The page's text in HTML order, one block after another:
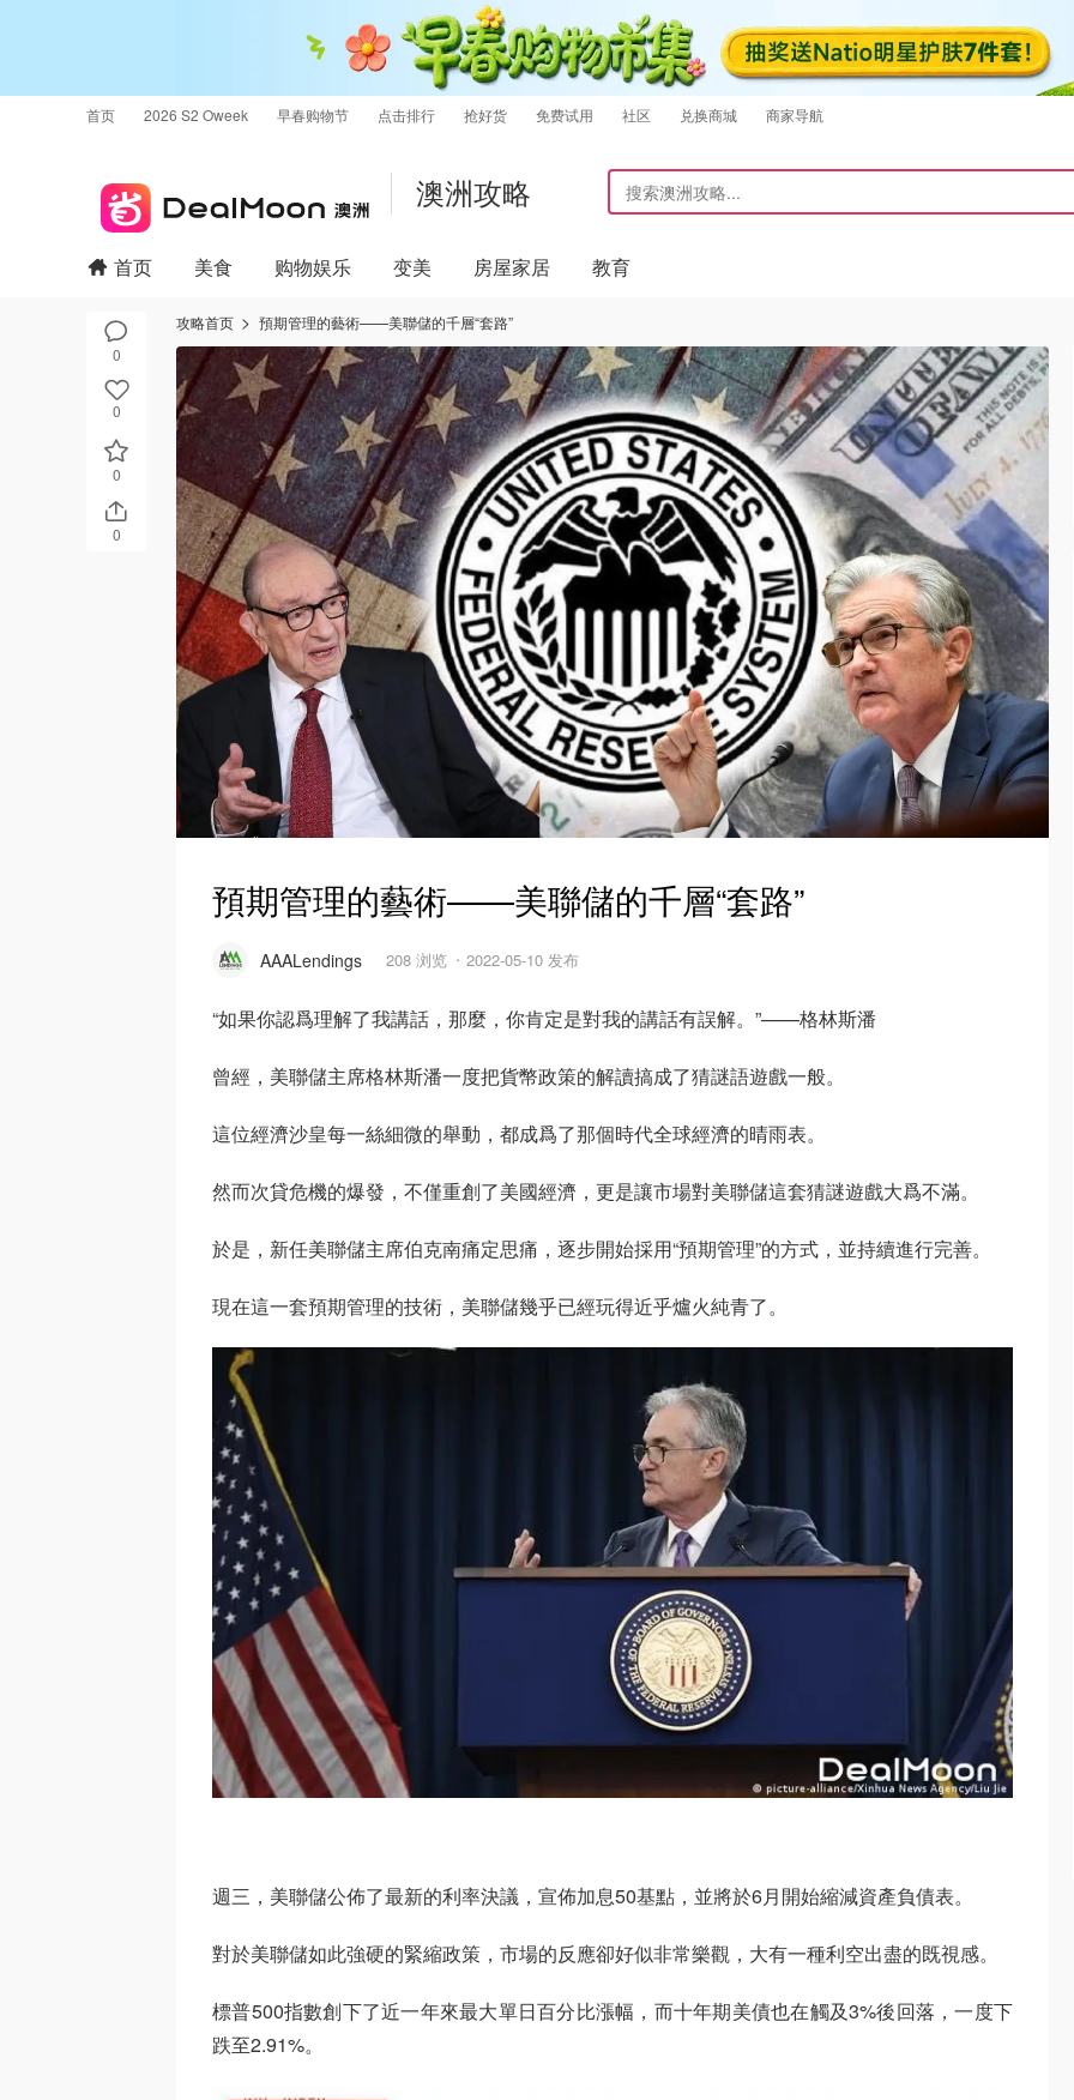
首页 2026 S2 Oweek 早春购物节 点击排行 抢好货 免费试用 社区 兑换商城 商家导航
澳洲攻略
0
0
0
0
首页 美食 购物娱乐 变美 房屋家居 教育
攻略首页 預期管理的藝術——美聯儲的千層“套路”
預期管理的藝術——美聯儲的千層“套路”
AAALendings 208 浏览 2022-05-10 发布
“如果你認爲理解了我講話，那麼，你肯定是對我的講話有誤解。”——格林斯潘
曾經，美聯儲主席格林斯潘一度把貨幣政策的解讀搞成了猜謎語遊戲一般。
這位經濟沙皇每一絲細微的舉動，都成爲了那個時代全球經濟的晴雨表。
然而次貸危機的爆發，不僅重創了美國經濟，更是讓市場對美聯儲這套猜謎遊戲大爲不滿。
於是，新任美聯儲主席伯克南痛定思痛，逐步開始採用“預期管理”的方式，並持續進行完善。
現在這一套預期管理的技術，美聯儲幾乎已經玩得近乎爐火純青了。
週三，美聯儲公佈了最新的利率決議，宣佈加息50基點，並將於6月開始縮減資產負債表。
對於美聯儲如此強硬的緊縮政策，市場的反應卻好似非常樂觀，大有一種利空出盡的既視感。
標普500指數創下了近一年來最大單日百分比漲幅，而十年期美債也在觸及3%後回落，一度下
跌至2.91%。